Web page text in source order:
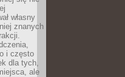
własny
znanych
i często
dla tych,
ale